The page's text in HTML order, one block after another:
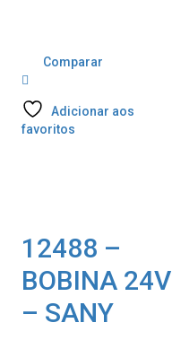
Comparar
Adicionar aos
favoritos
12488 –
BOBINA 24V
– SANY